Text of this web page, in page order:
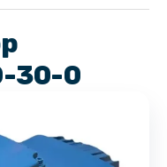
30-0